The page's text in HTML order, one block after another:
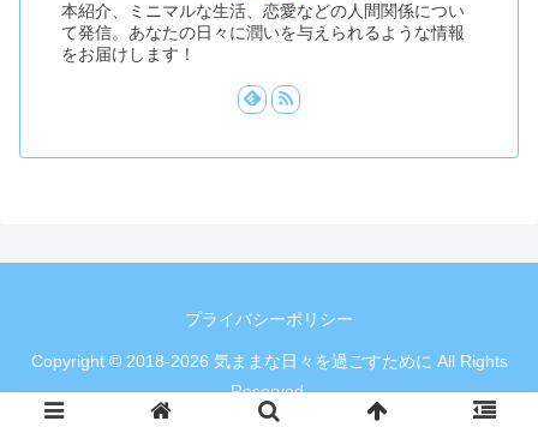
本紹介、ミニマルな生活、恋愛などの人間関係につい
て発信。あなたの日々に潤いを与えられるような情報
をお届けします！
プライバシーポリシー
Copyright © 2018-2026 気ままな日々を過ごすために All Rights
Reserved.